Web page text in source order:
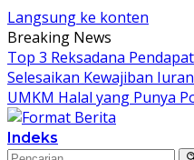
Langsung ke konten
Breaking News
Top 3 Reksadana
Selesaikan Kewajiban
UMKM Halal yang Punya
Indeks